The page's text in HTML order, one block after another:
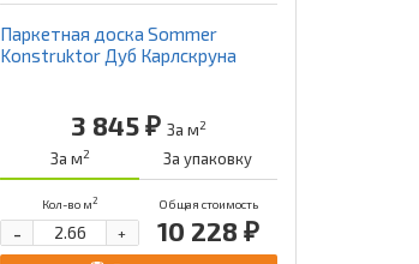
Паркетная доска Sommer
Konstruktor Дуб Карлcкруна
3 845 ₽За м2
За м2 За упаковку
Кол-во м2 Общая стоимость
10 228 ₽
+
-